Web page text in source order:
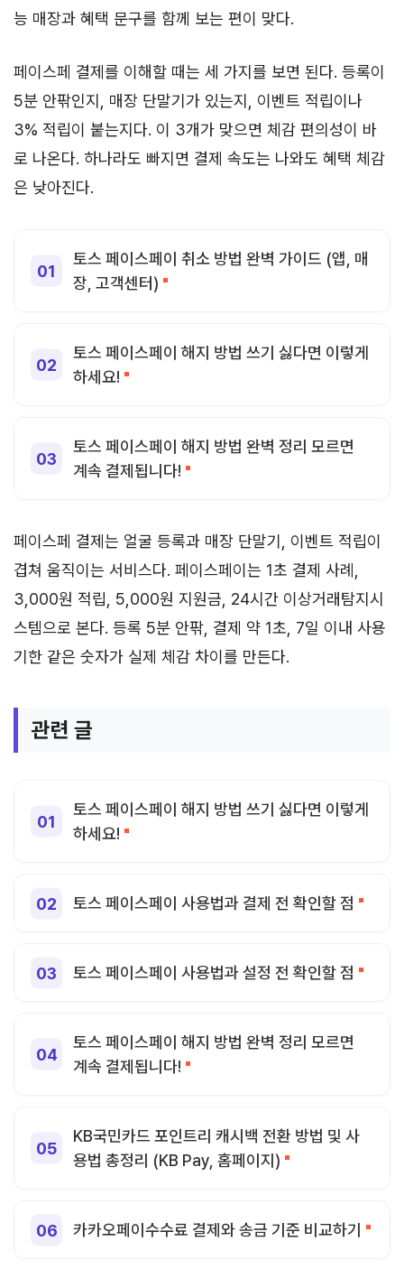
능 매장과 혜택 문구를 함께 보는 편이 맞다.
페이스페 결제를 이해할 때는 세 가지를 보면 된다. 등록이
5분 안팎인지, 매장 단말기가 있는지, 이벤트 적립이나
3% 적립이 붙는지다. 이 3개가 맞으면 체감 편의성이 바
로 나온다. 하나라도 빠지면 결제 속도는 나와도 혜택 체감
은 낮아진다.
토스 페이스페이 취소 방법 완벽 가이드 (앱, 매
장, 고객센터)
토스 페이스페이 해지 방법 쓰기 싫다면 이렇게
하세요!
토스 페이스페이 해지 방법 완벽 정리 모르면
계속 결제됩니다!
페이스페 결제는 얼굴 등록과 매장 단말기, 이벤트 적립이
겹쳐 움직이는 서비스다. 페이스페이는 1초 결제 사례,
3,000원 적립, 5,000원 지원금, 24시간 이상거래탐지시
스템으로 본다. 등록 5분 안팎, 결제 약 1초, 7일 이내 사용
기한 같은 숫자가 실제 체감 차이를 만든다.
관련 글
토스 페이스페이 해지 방법 쓰기 싫다면 이렇게
하세요!
토스 페이스페이 사용법과 결제 전 확인할 점
토스 페이스페이 사용법과 설정 전 확인할 점
토스 페이스페이 해지 방법 완벽 정리 모르면
계속 결제됩니다!
KB국민카드 포인트리 캐시백 전환 방법 및 사
용법 총정리 (KB Pay, 홈페이지)
카카오페이수수료 결제와 송금 기준 비교하기